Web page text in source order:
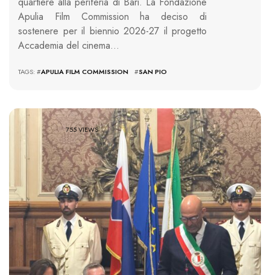
Apulia Film Commission ha deciso di
sostenere per il biennio 2026-27 il progetto
Accademia del cinema…
TAGS: #APULIA FILM COMMISSION #SAN PIO
755 VIEWS